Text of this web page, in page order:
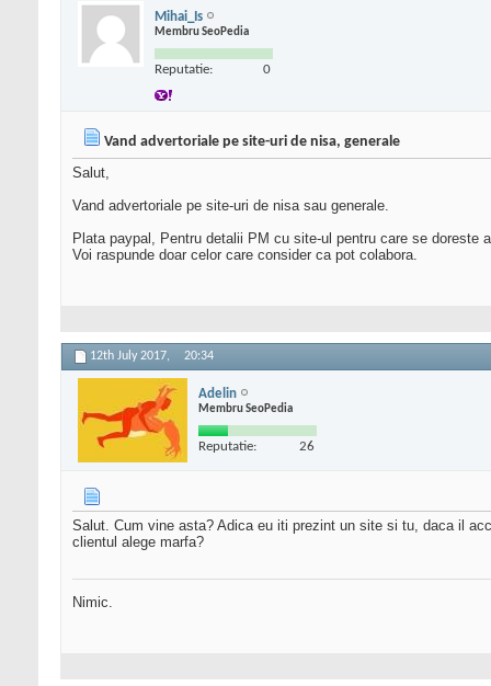
Mihai_Is
Membru SeoPedia
Reputatie: 0
Vand advertoriale pe site-uri de nisa, generale
Salut,
Vand advertoriale pe site-uri de nisa sau generale.
Plata paypal, Pentru detalii PM cu site-ul pentru care se doreste
Voi raspunde doar celor care consider ca pot colabora.
12th July 2017, 20:34
Adelin
Membru SeoPedia
Reputatie: 26
Salut. Cum vine asta? Adica eu iti prezint un site si tu, daca il
clientul alege marfa?
Nimic.